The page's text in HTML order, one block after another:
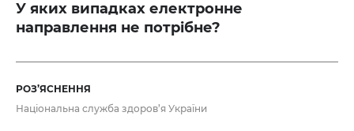
У яких випадках електронне
направлення не потрібне?
РОЗ’ЯСНЕННЯ
Національна служба здоров’я України